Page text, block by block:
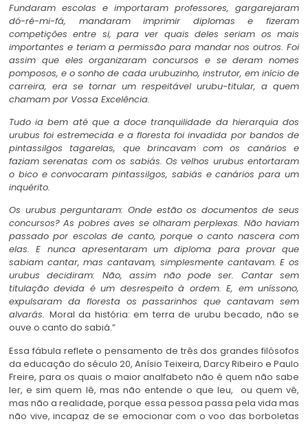
Fundaram escolas e importaram professores, gargarejaram
dó-ré-mi-fá, mandaram imprimir diplomas e fizeram
competições entre si, para ver quais deles seriam os mais
importantes e teriam a permissão para mandar nos outros. Foi
assim que eles organizaram concursos e se deram nomes
pomposos, e o sonho de cada urubuzinho, instrutor, em início de
carreira, era se tornar um respeitável urubu-titular, a quem
chamam por Vossa Excelência.
Tudo ia bem até que a doce tranquilidade da hierarquia dos
urubus foi estremecida e a floresta foi invadida por bandos de
pintassilgos tagarelas, que brincavam com os canários e
faziam serenatas com os sabiás. Os velhos urubus entortaram
o bico e convocaram pintassilgos, sabiás e canários para um
inquérito.
Os urubus perguntaram: Onde estão os documentos de seus
concursos? As pobres aves se olharam perplexas. Não haviam
passado por escolas de canto, porque o canto nascera com
elas. E nunca apresentaram um diploma para provar que
sabiam cantar, mas cantavam, simplesmente cantavam. E os
urubus decidiram: Não, assim não pode ser. Cantar sem
titulação devida é um desrespeito à ordem. E, em uníssono,
expulsaram da floresta os passarinhos que cantavam sem
alvarás. Moral da história: em terra de urubu becado, não se
ouve o canto do sabiá.”
Essa fábula reflete o pensamento de três dos grandes filósofos
da educação do século 20, Anísio Teixeira, Darcy Ribeiro e Paulo
Freire, para os quais o maior analfabeto não é quem não sabe
ler, e sim quem lê, mas não entende o que leu, ou quem vê,
mas não a realidade, porque essa pessoa passa pela vida mas
não vive, incapaz de se emocionar com o voo das borboletas